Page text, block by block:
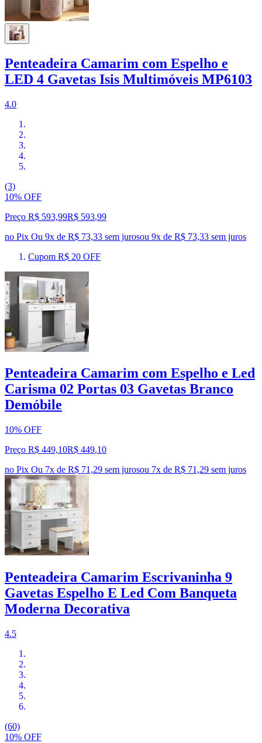
Penteadeira Camarim com Espelho e
LED 4 Gavetas Isis Multimóveis MP6103
4.0
(3)
10% OFF
Preço R$ 593,99R$ 593,99
no Pix Ou 9x de R$ 73,33 sem jurosou 9x de R$ 73,33 sem juros
Cupom R$ 20 OFF
Penteadeira Camarim com Espelho e Led
Carisma 02 Portas 03 Gavetas Branco
Demóbile
10% OFF
Preço R$ 449,10R$ 449,10
no Pix Ou 7x de R$ 71,29 sem jurosou 7x de R$ 71,29 sem juros
Penteadeira Camarim Escrivaninha 9
Gavetas Espelho E Led Com Banqueta
Moderna Decorativa
4.5
(60)
10% OFF